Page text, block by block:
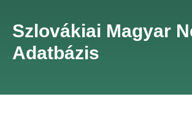
Szlovákiai Magyar
Adatbázis